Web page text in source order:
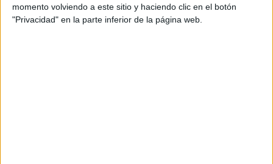
momento volviendo a este sitio y haciendo clic en el botón
"Privacidad" en la parte inferior de la página web.